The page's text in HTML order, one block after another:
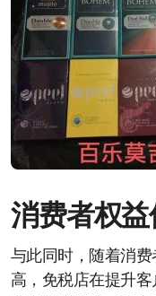
消费者权益
与此同时，随着消
高，免税店在提升